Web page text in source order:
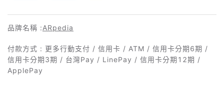
品牌名稱 :ARpedia
付款方式 : 更多行動支付 / 信用卡 / ATM / 信用卡分期6期 /
信用卡分期3期 / 台灣Pay / LinePay / 信用卡分期12期 /
ApplePay